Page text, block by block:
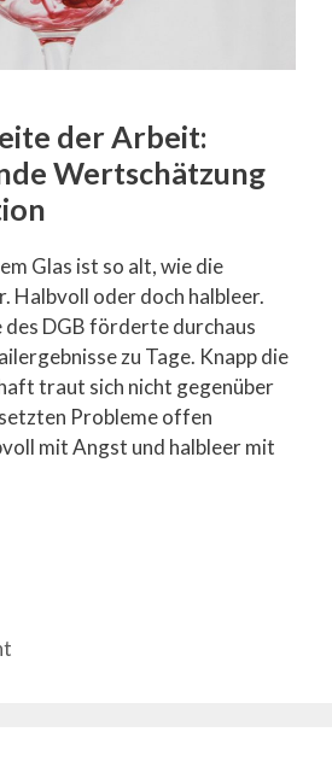
der Arbeit:
Wertschätzung
Glas ist so alt, wie die
Halbvoll oder doch halbleer.
des DGB förderte durchaus
zu Tage. Knapp die
traut sich nicht gegenüber
Probleme offen
mit Angst und halbleer mit